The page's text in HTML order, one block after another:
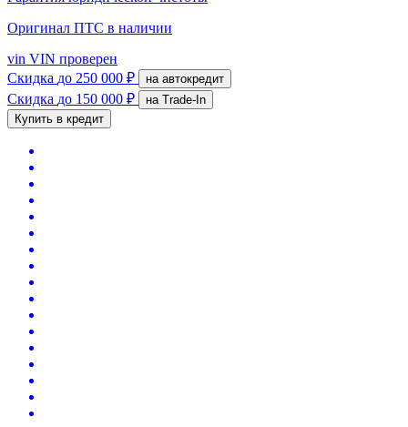
Оригинал ПТС в наличии
vin VIN проверен
Скидка до 250 000 ₽ на автокредит
Скидка до 150 000 ₽
на Trade-In
Купить в кредит